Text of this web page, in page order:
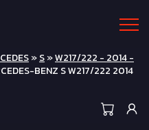
»S»W217/222 - 2014 -
BENZ S W217/222 2014